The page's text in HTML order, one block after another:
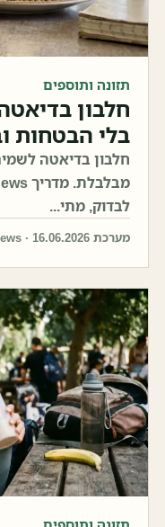
תזונה ותוספים
חלבון
בלי הבטחות
חלבון בדיאטה
לבדוק, מתי...
מערכת HealthNews · 16.06.2026